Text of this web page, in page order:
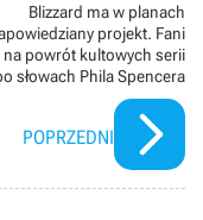
Blizzard ma w planach
projekt. Fani
na powrót kultowych serii
słowach Phila Spencera
POPRZEDNI